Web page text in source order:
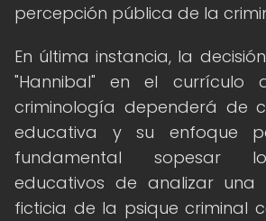
percepción pública de la
En última instancia, la
"Hannibal" en el currículo
criminología dependerá de
educativa y su enfoque
fundamental sopesar
educativos de analizar una
ficticia de la psique criminal